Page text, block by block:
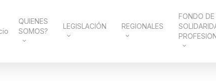
QUIENES
SOMOS?
LEGISLACIÓN REGIONALES
FONDO DE